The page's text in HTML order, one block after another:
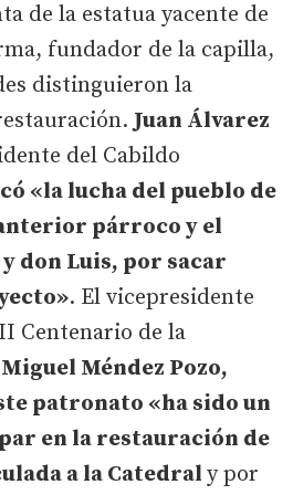
de la estatua yacente de
fundador de la capilla,
distinguieron la
Juan Álvarez
del Cabildo
«la lucha del pueblo de
párroco y el
don Luis, por sacar
. El vicepresidente
Centenario de la
Méndez Pozo,
patronato «ha sido un
en la restauración de
a la Catedral y por